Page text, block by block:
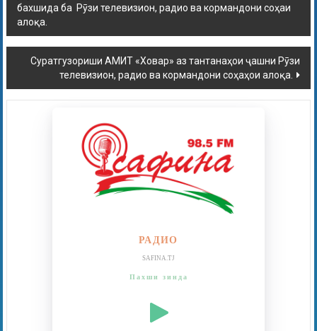
бахшида ба Рӯзи телевизион, радио ва кормандони соҳаи
алоқа.
Суратгузориши АМИТ «Ховар» аз тантанаҳои ҷашни Рӯзи
телевизион, радио ва кормандони соҳаҳои алоқа.
РАДИО
SAFINA.TJ
Пахши зинда